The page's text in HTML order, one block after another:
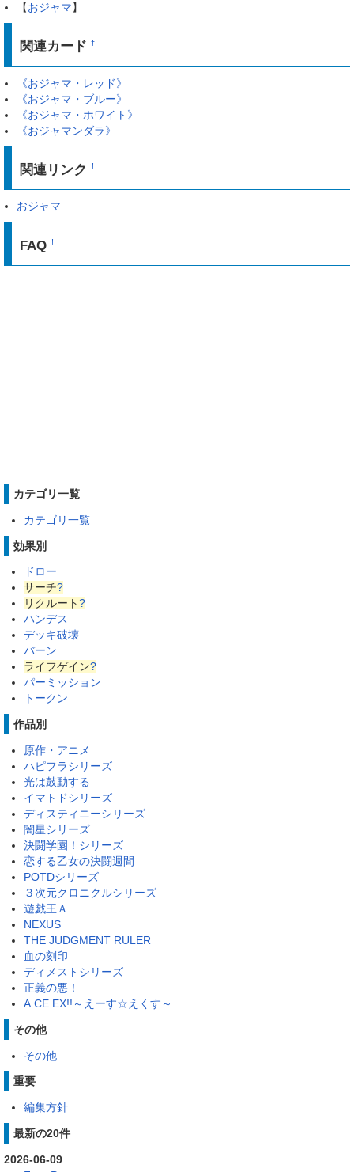
【おジャマ】
関連カード†
《おジャマ・レッド》
《おジャマ・ブルー》
《おジャマ・ホワイト》
《おジャマンダラ》
関連リンク†
おジャマ
FAQ†
カテゴリ一覧
カテゴリ一覧
効果別
ドロー
サーチ?
リクルート?
ハンデス
デッキ破壊
バーン
ライフゲイン?
パーミッション
トークン
作品別
原作・アニメ
ハピフラシリーズ
光は鼓動する
イマトドシリーズ
ディスティニーシリーズ
闇星シリーズ
決闘学園！シリーズ
恋する乙女の決闘週間
POTDシリーズ
３次元クロニクルシリーズ
遊戯王Ａ
NEXUS
THE JUDGMENT RULER
血の刻印
ディメストシリーズ
正義の悪！
A.CE.EX!!～えーす☆えくす～
その他
その他
重要
編集方針
最新の20件
2026-06-09